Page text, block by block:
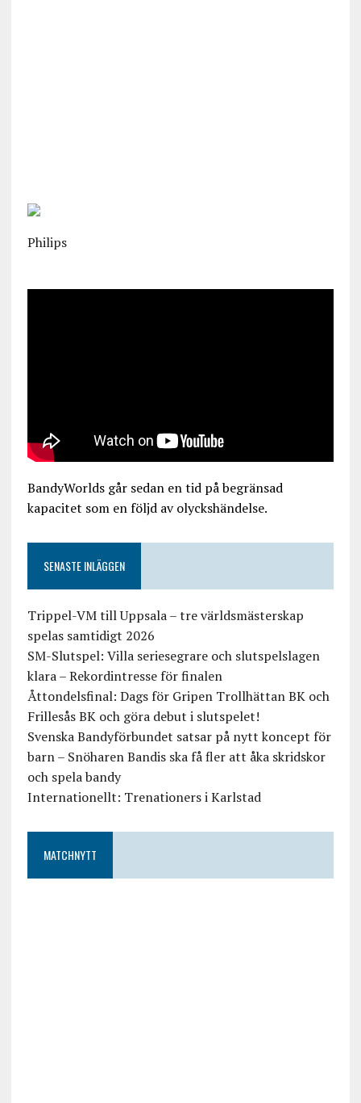
Philips
BandyWorlds går sedan en tid på begränsad
kapacitet som en följd av olyckshändelse.
SENASTE INLÄGGEN
Trippel-VM till Uppsala – tre världsmästerskap
spelas samtidigt 2026
SM-Slutspel: Villa seriesegrare och slutspelslagen
klara – Rekordintresse för finalen
Åttondelsfinal: Dags för Gripen Trollhättan BK och
Frillesås BK och göra debut i slutspelet!
Svenska Bandyförbundet satsar på nytt koncept för
barn – Snöharen Bandis ska få fler att åka skridskor
och spela bandy
Internationellt: Trenationers i Karlstad
MATCHNYTT